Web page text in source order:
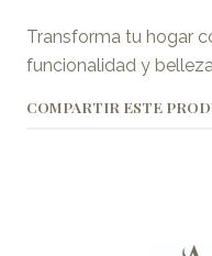
Transforma tu hogar
funcionalidad y
COMPARTIR ESTE